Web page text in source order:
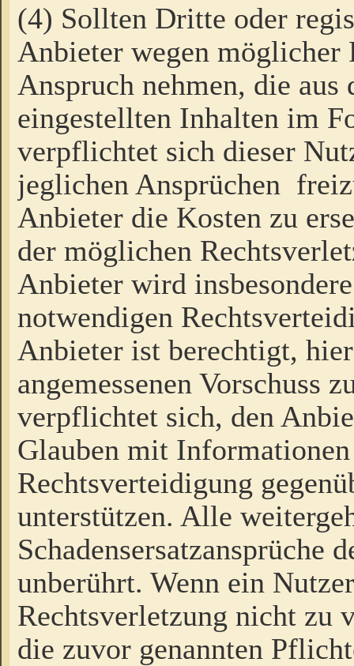
(4) Sollten Dritte oder
Anbieter wegen möglicher
Anspruch nehmen, die
eingestellten Inhalten im
verpflichtet sich dieser
jeglichen Ansprüchen
Anbieter die Kosten zu
der möglichen
Anbieter wird
notwendigen
Anbieter ist berechtigt,
angemessenen Vorschuss
verpflichtet sich, den
Glauben mit
Rechtsverteidigung
unterstützen. Alle
Schadensersatzansprüche
unberührt. Wenn ein
Rechtsverletzung nicht zu
die zuvor genannten